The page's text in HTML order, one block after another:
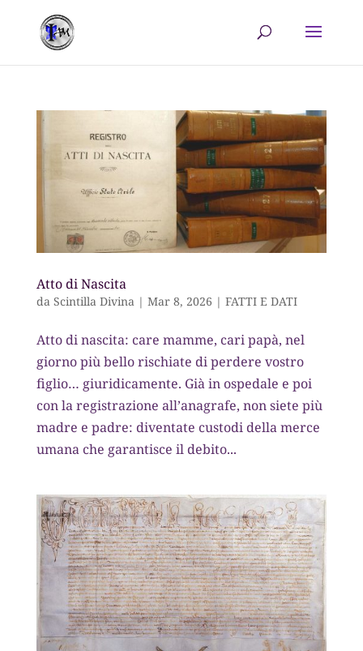
Atto di Nascita
da Scintilla Divina| Mar 8, 2026 | FATTI E DATI
Atto di nascita: care mamme, cari papà, nel
giorno più bello rischiate di perdere vostro
figlio… giuridicamente. Già in ospedale e poi
con la registrazione all’anagrafe, non siete più
madre e padre: diventate custodi della merce
umana che garantisce il debito...